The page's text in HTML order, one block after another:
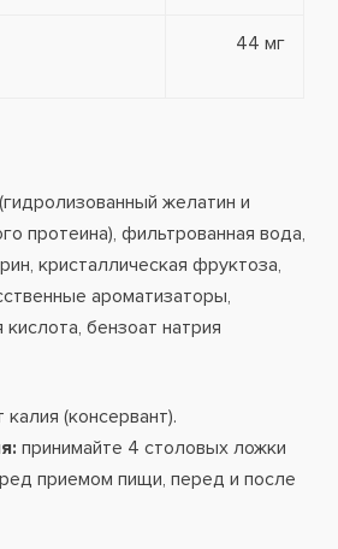
44 мг
желатин и
протеина), фильтрованная вода,
кристаллическая фруктоза,
ароматизаторы,
бензоат натрия
(консервант).
принимайте 4 столовых ложки
приемом пищи, перед и после